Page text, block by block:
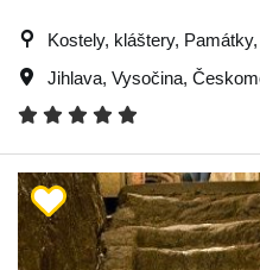
Kostely, kláštery,
Jihlava, Vysočina,